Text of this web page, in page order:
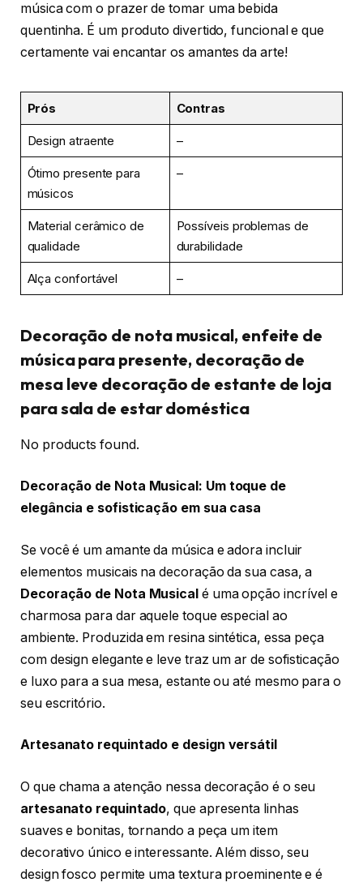
música com o prazer de tomar uma bebida
quentinha. É um produto divertido, funcional e que
certamente vai encantar os amantes da arte!
Prós Contras
Design atraente –
Ótimo presente para
músicos
–
Material cerâmico de
qualidade
Possíveis problemas de
durabilidade
Alça confortável –
Decoração de nota musical, enfeite de
música para presente, decoração de
mesa leve decoração de estante de loja
para sala de estar doméstica
No products found.
Decoração de Nota Musical: Um toque de
elegância e sofisticação em sua casa
Se você é um amante da música e adora incluir
elementos musicais na decoração da sua casa, a
Decoração de Nota Musical é uma opção incrível e
charmosa para dar aquele toque especial ao
ambiente. Produzida em resina sintética, essa peça
com design elegante e leve traz um ar de sofisticação
e luxo para a sua mesa, estante ou até mesmo para o
seu escritório.
Artesanato requintado e design versátil
O que chama a atenção nessa decoração é o seu
artesanato requintado, que apresenta linhas
suaves e bonitas, tornando a peça um item
decorativo único e interessante. Além disso, seu
design fosco permite uma textura proeminente e é